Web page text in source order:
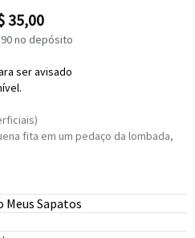
35,00
no depósito
ser avisado
fita em um pedaço da lombada,
Meus Sapatos